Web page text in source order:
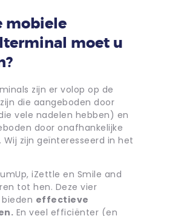
mobiele
moet u
zijn er volop op de
die aangeboden door
vele nadelen hebben) en
door onafhankelijke
Wij zijn geïnteresseerd in het
iZettle en Smile and
tot hen. Deze vier
effectieve
En veel efficiënter (en